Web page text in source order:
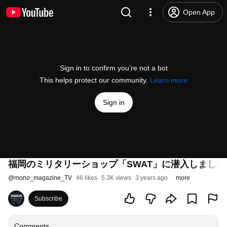
Open App
Sign in to confirm you’re not a bot
This helps protect our community. Learn more
Sign in
福岡のミリタリーショップ「SWAT」に潜入しまし
@mono_magazine_TV 46 likes 5.3K views 3 years ago more
Subscribe